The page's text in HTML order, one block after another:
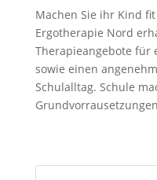
Machen Sie ihr Kind
Ergotherapie Nord
Therapieangebote für
sowie einen
Schulalltag. Schule